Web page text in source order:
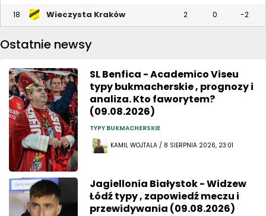
18 Wieczysta Kraków 2 0 -2
Ostatnie newsy
SL Benfica - Academico Viseu
typy bukmacherskie , prognozy i
analiza. Kto faworytem?
(09.08.2026)
TYPY BUKMACHERSKIE
KAMIL WOJTALA / 8 SIERPNIA 2026, 23:01
Jagiellonia Białystok - Widzew
Łódź typy , zapowiedź meczu i
przewidywania (09.08.2026)